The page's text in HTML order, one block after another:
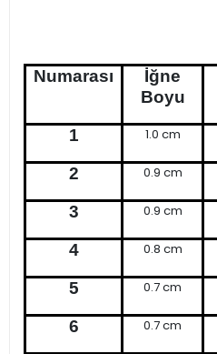
Numarası
İğne
Boyu
1
1.0 cm
2 0.9 cm
3 0.9 cm
4 0.8 cm
5 0.7 cm
6 0.7 cm